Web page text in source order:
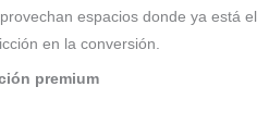
espacios donde ya está el
en la conversión.
premium